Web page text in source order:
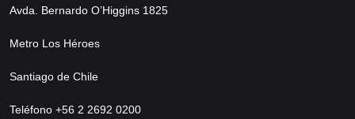
Avda. Bernardo O’Higgins 1825
Metro Los Héroes
Santiago de Chile
Teléfono +56 2 2692 0200